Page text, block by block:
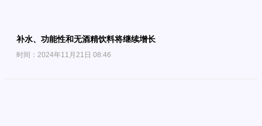
补水、功能性和无酒精饮料将继续增长
时间：2024年11月21日 08:46